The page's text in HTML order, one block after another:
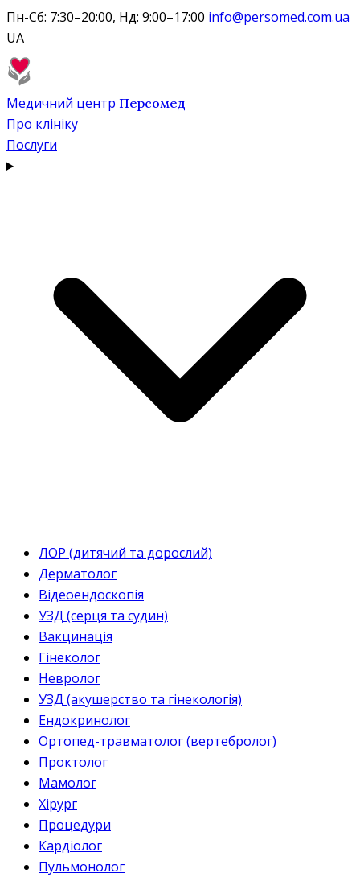
Пн-Сб: 7:30–20:00, Нд: 9:00–17:00 info@persomed.com.ua
UA
Медичний центр Персомед
Про клініку
Послуги
ЛОР (дитячий та дорослий)
Дерматолог
Відеоендоскопія
УЗД (серця та судин)
Вакцинація
Гінеколог
Невролог
УЗД (акушерство та гінекологія)
Ендокринолог
Ортопед-травматолог (вертебролог)
Проктолог
Мамолог
Хірург
Процедури
Кардіолог
Пульмонолог